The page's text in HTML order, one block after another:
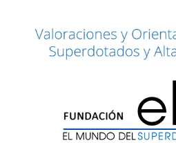
contenido